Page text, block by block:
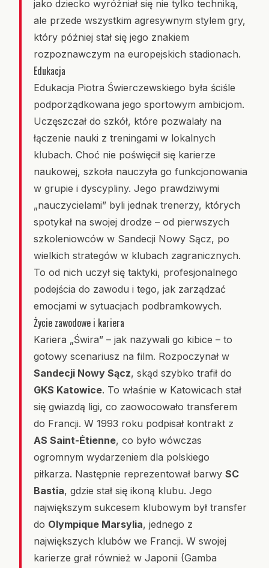
jako dziecko wyróżniał się nie tylko techniką,
ale przede wszystkim agresywnym stylem gry,
który później stał się jego znakiem
rozpoznawczym na europejskich stadionach.
Edukacja
Edukacja Piotra Świerczewskiego była ściśle
podporządkowana jego sportowym ambicjom.
Uczęszczał do szkół, które pozwalały na
łączenie nauki z treningami w lokalnych
klubach. Choć nie poświęcił się karierze
naukowej, szkoła nauczyła go funkcjonowania
w grupie i dyscypliny. Jego prawdziwymi
„nauczycielami” byli jednak trenerzy, których
spotykał na swojej drodze – od pierwszych
szkoleniowców w Sandecji Nowy Sącz, po
wielkich strategów w klubach zagranicznych.
To od nich uczył się taktyki, profesjonalnego
podejścia do zawodu i tego, jak zarządzać
emocjami w sytuacjach podbramkowych.
Życie zawodowe i kariera
Kariera „Świra” – jak nazywali go kibice – to
gotowy scenariusz na film. Rozpoczynał w
Sandecji Nowy Sącz, skąd szybko trafił do
GKS Katowice. To właśnie w Katowicach stał
się gwiazdą ligi, co zaowocowało transferem
do Francji. W 1993 roku podpisał kontrakt z
AS Saint-Étienne, co było wówczas
ogromnym wydarzeniem dla polskiego
piłkarza. Następnie reprezentował barwy SC
Bastia, gdzie stał się ikoną klubu. Jego
największym sukcesem klubowym był transfer
do Olympique Marsylia, jednego z
największych klubów we Francji. W swojej
karierze grał również w Japonii (Gamba